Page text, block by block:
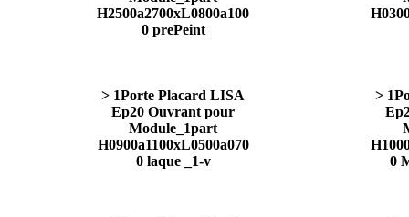
H2500a2700xL0800a100
0 prePeint
> 1Porte Placard LISA
Ep20 Ouvrant pour
Module_1part
H0900a1100xL0500a070
0 laque _1-v
>
0